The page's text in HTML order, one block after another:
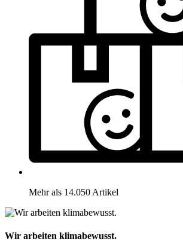
Mehr als 14.050 Artikel
Wir arbeiten klimabewusst.